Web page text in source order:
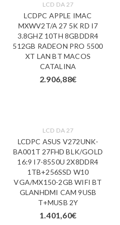
LCD DA 27
LCDPC APPLE IMAC
MXWV2T/A 27 5K RD I7
3.8GHZ 10TH 8GBDDR4
512GB RADEON PRO 5500
XT LAN BT MACOS
CATALINA
2.906,88€
LCD DA 27
LCDPC ASUS V272UNK-
BA001T 27FHD BLK/GOLD
16:9 I7-8550U 2X8DDR4
1TB+256SSD W10
VGA/MX150-2GB WIFI BT
GLANHDMI CAM 9USB
T+MUSB 2Y
1.401,60€